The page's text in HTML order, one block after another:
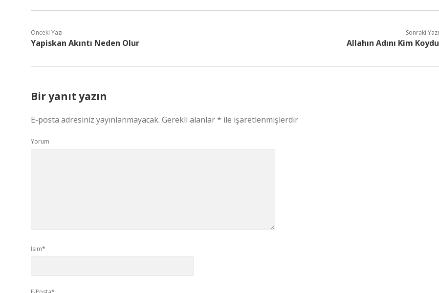
Önceki Yazı
Yapiskan Akıntı Neden Olur
Sonraki Yazı
Allahın Adını Kim Koydu
Bir yanıt yazın
E-posta adresiniz yayınlanmayacak. Gerekli alanlar* ile işaretlenmişlerdir
Yorum
İsim*